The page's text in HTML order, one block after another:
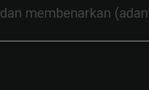
dan membenarkan